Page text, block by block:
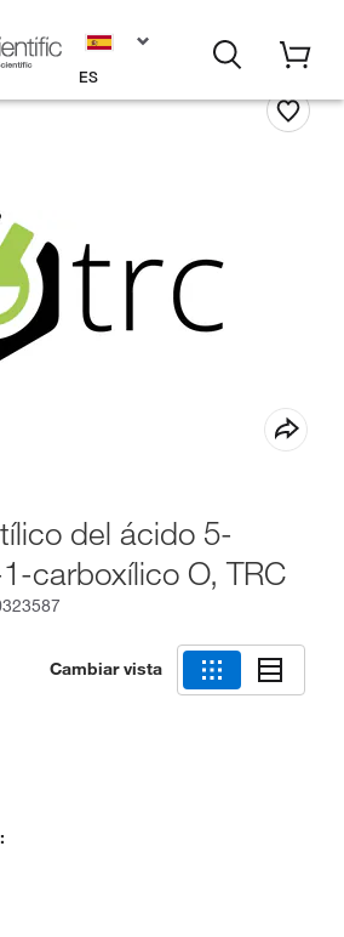
ES
del ácido 5-
carboxílico O, TRC
Cambiar vista